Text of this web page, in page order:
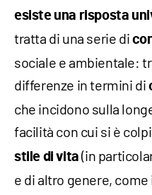
esiste una risposta
tratta di una serie di
sociale e ambientale:
differenze in termini di
che incidono sulla
facilità con cui si è
stile di vita(in
e di altro genere,